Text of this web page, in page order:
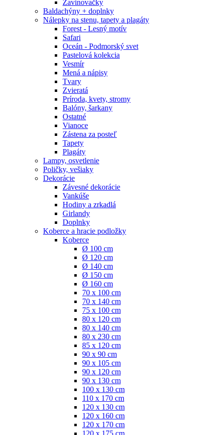
Zavinovačky
Baldachýny + doplnky
Nálepky na stenu, tapety a plagáty
Forest - Lesný motív
Safari
Oceán - Podmorský svet
Pastelová kolekcia
Vesmír
Mená a nápisy
Tvary
Zvieratá
Príroda, kvety, stromy
Balóny, šarkany
Ostatné
Vianoce
Zástena za posteľ
Tapety
Plagáty
Lampy, osvetlenie
Poličky, vešiaky
Dekorácie
Závesné dekorácie
Vankúše
Hodiny a zrkadlá
Girlandy
Doplnky
Koberce a hracie podložky
Koberce
Ø 100 cm
Ø 120 cm
Ø 140 cm
Ø 150 cm
Ø 160 cm
70 x 100 cm
70 x 140 cm
75 x 100 cm
80 x 120 cm
80 x 140 cm
80 x 230 cm
85 x 120 cm
90 x 90 cm
90 x 105 cm
90 x 120 cm
90 x 130 cm
100 x 130 cm
110 x 170 cm
120 x 130 cm
120 x 160 cm
120 x 170 cm
120 x 175 cm